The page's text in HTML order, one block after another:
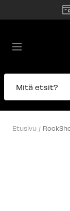
Navigaatio
Mitä etsit?
Etusivu